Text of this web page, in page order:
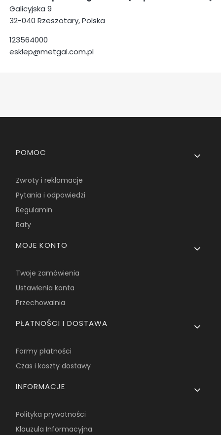
Galicyjska 9
32-040 Rzeszotary, Polska
123564000
esklep@metgal.com.pl
Linki w stopce
POMOC
Zwroty i reklamacje
Pytania i odpowiedzi
Regulamin
Raty
MOJE KONTO
Twoje zamówienia
Ustawienia konta
Przechowalnia
PŁATNOŚCI I DOSTAWA
Formy płatności
Czas i koszty dostawy
INFORMACJE
Polityka prywatności
Klauzula Informacyjna